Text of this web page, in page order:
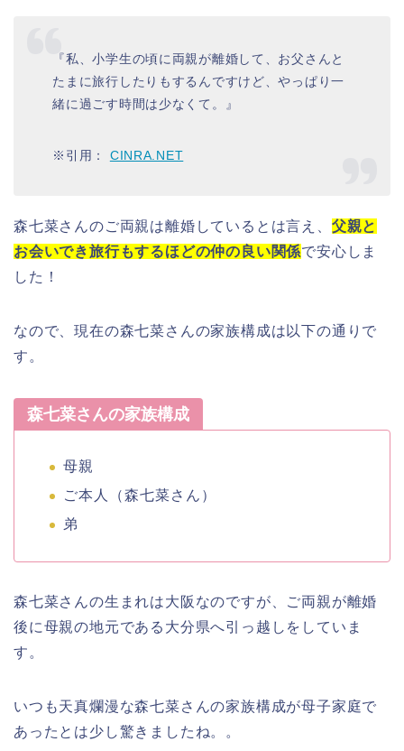
『私、小学生の頃に両親が離婚して、お父さんと
たまに旅行したりもするんですけど、やっぱり一
緒に過ごす時間は少なくて。
』
※引用： CINRA.NET
森七菜さんのご両親は離婚 しているとは言え、 父親と
お会いでき旅行もするほどの仲の良い関係で安心しま
した！
なので、現在の森七菜さんの家族構成は以下の通りで
す。
森七菜さんの家族構成
母親
ご本人（森七菜さん）
弟
森七菜さんの生まれは大阪 なのですが、 ご両親が離婚
後に母親の地元である 大分県へ引っ越し をしていま
す。
いつも天真爛漫な森七菜さんの家族構成が母子家庭で
あったとは少し驚きましたね。。